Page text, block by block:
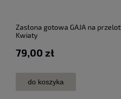
Zasłona gotowa GAJA na
Kwiaty
79,00 zł
do koszyka